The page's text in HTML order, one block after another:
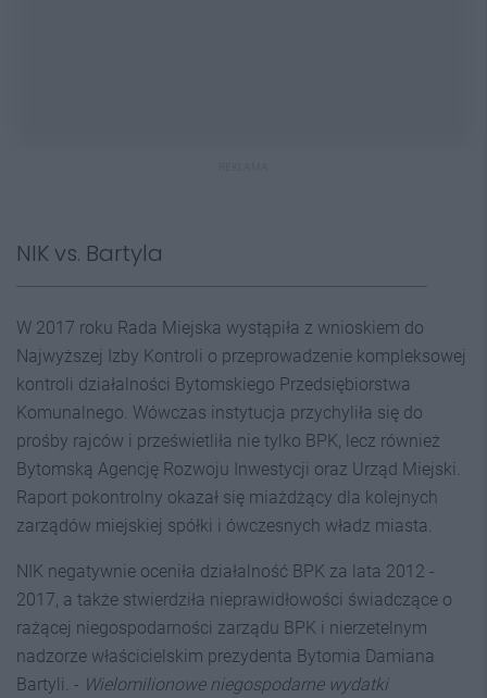
NIK vs. Bartyla
W 2017 roku Rada Miejska wystąpiła z wnioskiem do
Najwyższej Izby Kontroli o przeprowadzenie kompleksowej
kontroli działalności Bytomskiego Przedsiębiorstwa
Komunalnego. Wówczas instytucja przychyliła się do
prośby rajców i prześwietliła nie tylko BPK, lecz również
Bytomską Agencję Rozwoju Inwestycji oraz Urząd Miejski.
Raport pokontrolny okazał się miażdżący dla kolejnych
zarządów miejskiej spółki i ówczesnych władz miasta.
NIK negatywnie oceniła działalność BPK za lata 2012 -
2017, a także stwierdziła nieprawidłowości świadczące o
rażącej niegospodarności zarządu BPK i nierzetelnym
nadzorze właścicielskim prezydenta Bytomia Damiana
Bartyli. - Wielomilionowe niegospodarne wydatki